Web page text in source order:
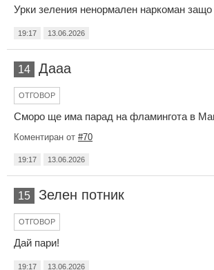
Урки зеления ненормален наркоман защо
19:17 13.06.2026
14 Дааа
ОТГОВОР
Сморо ще има парад на фламингота в
Коментиран от #70
19:17 13.06.2026
15 Зелен потник
ОТГОВОР
Дай пари!
19:17 13.06.2026